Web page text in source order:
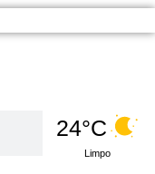
24°C
Limpo